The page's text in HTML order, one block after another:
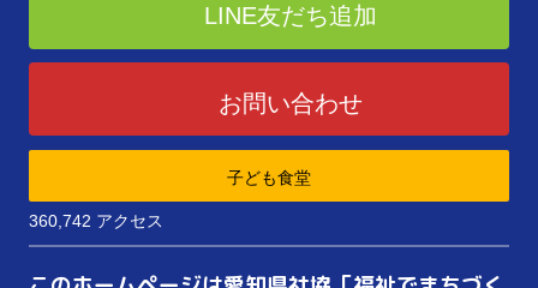
LINE友だち追加
お問い合わせ
子ども食堂
360,742 アクセス